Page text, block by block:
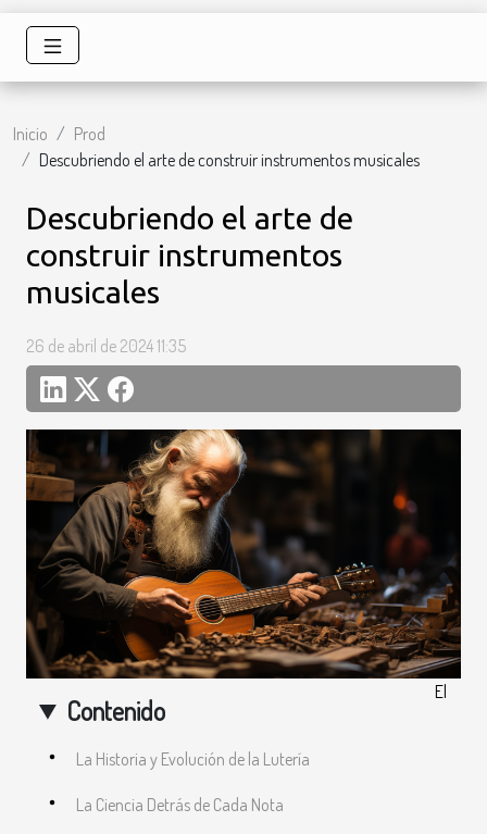
Inicio
Prod
Descubriendo el arte de construir instrumentos musicales
Descubriendo el arte de
construir instrumentos
musicales
26 de abril de 2024 11:35
Contenido
La Historia y Evolución de la Lutería
La Ciencia Detrás de Cada Nota
El